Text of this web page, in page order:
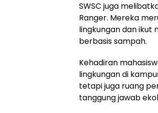
SWSC juga
Ranger. Mereka
lingkungan dan ikut
berbasis sampah.
Kehadiran
lingkungan di
tetapi juga ruang
tanggung jawab